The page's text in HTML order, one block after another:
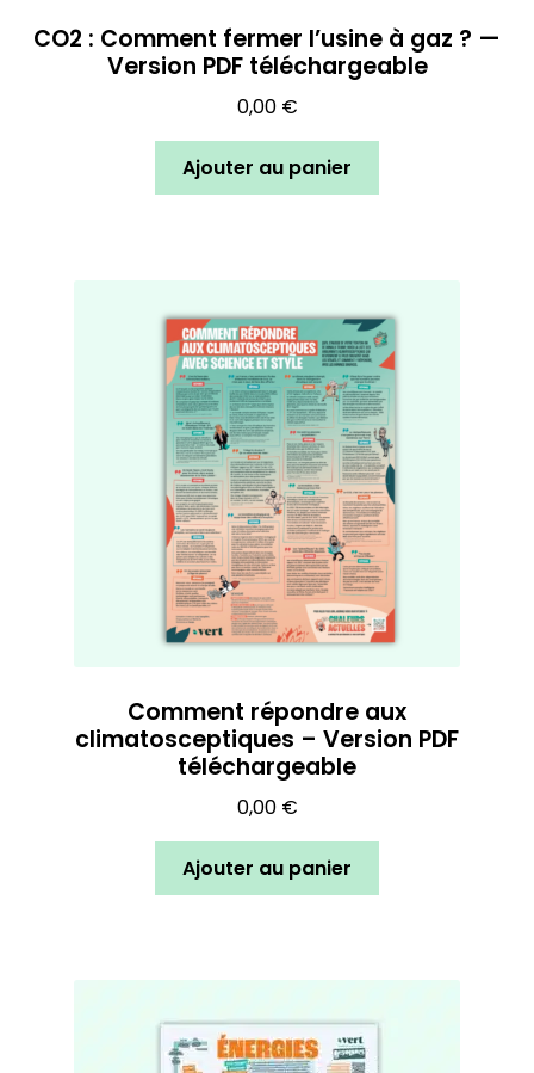
CO2 : Comment fermer l’usine à gaz ? —
Version PDF téléchargeable
0,00 €
Ajouter au panier
Comment répondre aux
climatosceptiques – Version PDF
téléchargeable
0,00 €
Ajouter au panier